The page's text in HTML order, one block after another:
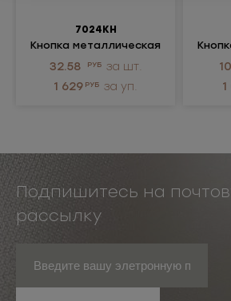
7024КН
Кнопка металлическая
32.58 РУБ за шт.
1 629 РУБ за уп.
1
Подпишитесь на
рассылку